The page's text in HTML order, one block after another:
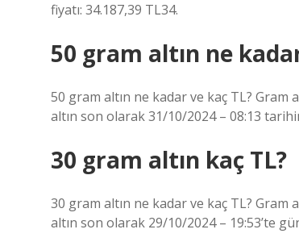
fiyatı: 34.187,39 TL34.
50 gram altın ne
50 gram altın ne kadar ve kaç TL? Gram
altın son olarak 31/10/2024 – 08:13
30 gram altın kaç TL?
30 gram altın ne kadar ve kaç TL? Gram
altın son olarak 29/10/2024 – 19:53’te